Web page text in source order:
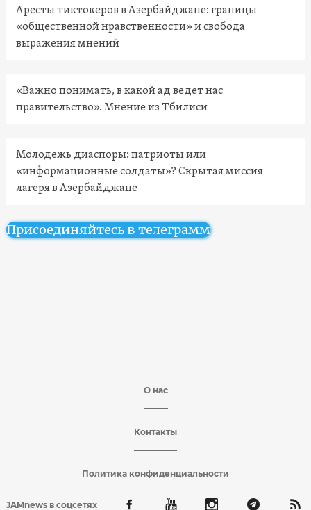
Аресты тиктокеров в Азербайджане: границы
«общественной нравственности» и свобода
выражения мнений
«Важно понимать, в какой ад ведет нас
правительство». Мнение из Тбилиси
Молодежь диаспоры: патриоты или
«информационные солдаты»? Скрытая миссия
лагеря в Азербайджане
Присоединяйтесь в телеграмм
О нас
Контакты
Политика конфиденциальности
JAMnews в соцсетях